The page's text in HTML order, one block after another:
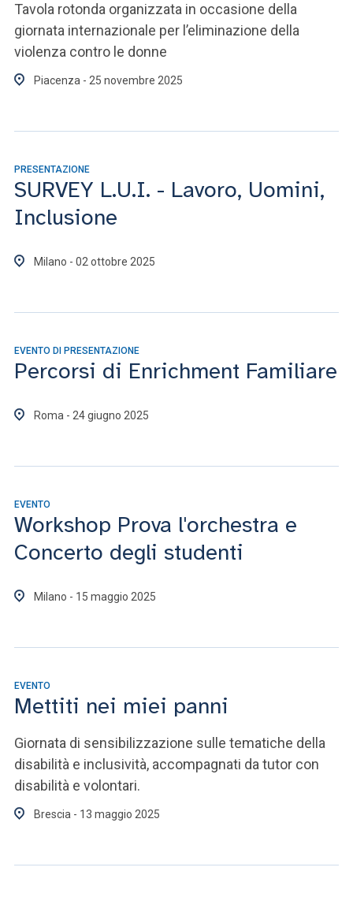
Tavola rotonda organizzata in occasione della
giornata internazionale per l’eliminazione della
violenza contro le donne
Piacenza - 25 novembre 2025
PRESENTAZIONE
SURVEY L.U.I. - Lavoro, Uomini,
Inclusione
Milano - 02 ottobre 2025
EVENTO DI PRESENTAZIONE
Percorsi di Enrichment Familiare
Roma - 24 giugno 2025
EVENTO
Workshop Prova l'orchestra e
Concerto degli studenti
Milano - 15 maggio 2025
EVENTO
Mettiti nei miei panni
Giornata di sensibilizzazione sulle tematiche della
disabilità e inclusività, accompagnati da tutor con
disabilità e volontari.
Brescia - 13 maggio 2025